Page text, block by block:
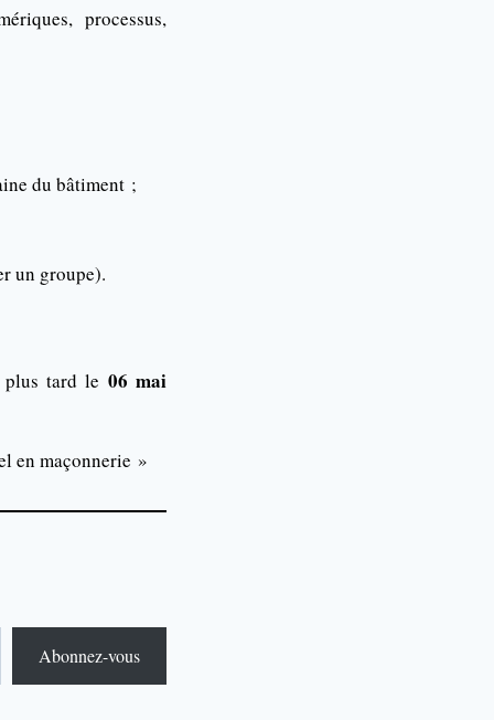
processus,
du bâtiment ;
un groupe).
tard le06 mai
en maçonnerie »
Abonnez-vous